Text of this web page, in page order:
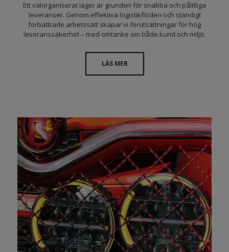
Ett välorganiserat lager är grunden för snabba och pålitliga
leveranser. Genom effektiva logistikflöden och ständigt
förbättrade arbetssätt skapar vi förutsättningar för hög
leveranssäkerhet – med omtanke om både kund och miljö.
LÄS MER